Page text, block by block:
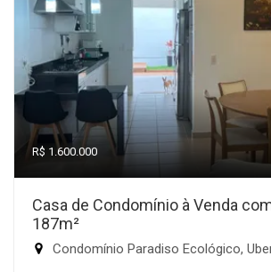
R$ 1.600.000
Casa de Condomínio à Venda
187m²
Condomínio Paradiso Ecológico,